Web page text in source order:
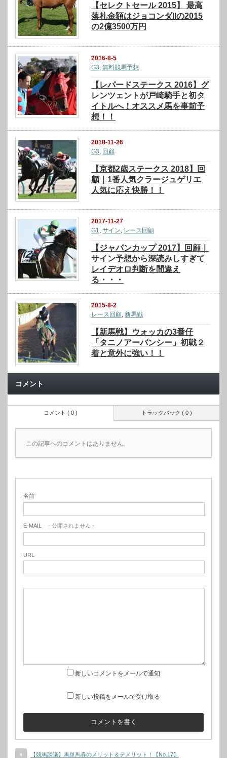
【セレクトセール 2015】 最高
落札金額はジョコンダIIの2015
の2億3500万円
2016-8-5
G3 ,無料競馬予想
【レパードステークス 2016】グ
レンツェントが戸崎騎手と初タ
イトルへ！オススメ馬を事前予
想！！
2018-11-26
G3 回顧
【京都2歳ステークス 2018】回
顧｜1番人気クラージュゲリエ
人気に応え快勝！！
2017-11-27
G1,サイン, レース回顧
【ジャパンカップ 2017】回顧｜
サイン予想から深読みしすぎて
レイデオロ判断を間違え
る・・・
2015-8-2
レース回顧, 新馬戦
【新馬戦】ウォッカの3番仔
「タニノアーバンシー」初戦２
着と意外に強い！！
コメント
トラックバック ( 0 )
コメント ( 0 )
この記事へのコメントはありません。
名前
E-MAIL - 公開されません -
URL
新しいコメントをメールで通知
新しい投稿をメールで受け取る
【競馬談議】馬単馬券のメリット＆デメリット！【No.17】